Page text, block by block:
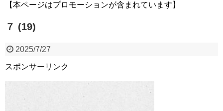
【本ページはプロモーションが含まれています】
７ (19)
2025/7/27
スポンサーリンク